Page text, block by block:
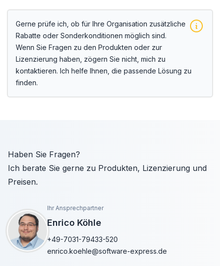
Gerne prüfe ich, ob für Ihre Organisation zusätzliche
Rabatte oder Sonderkonditionen möglich sind.
Wenn Sie Fragen zu den Produkten oder zur
Lizenzierung haben, zögern Sie nicht, mich zu
kontaktieren. Ich helfe Ihnen, die passende Lösung zu
finden.
Haben Sie Fragen?
Ich berate Sie gerne zu Produkten, Lizenzierung und
Preisen.
Ihr Ansprechpartner
Enrico Köhle
+49-7031-79433-520
enrico.koehle@software-express.de